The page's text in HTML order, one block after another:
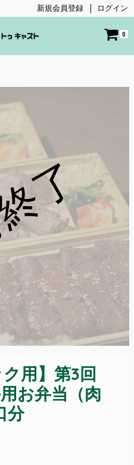
新規会員登録 ログイン
0
了
ク用】第3回
お弁当（肉
分